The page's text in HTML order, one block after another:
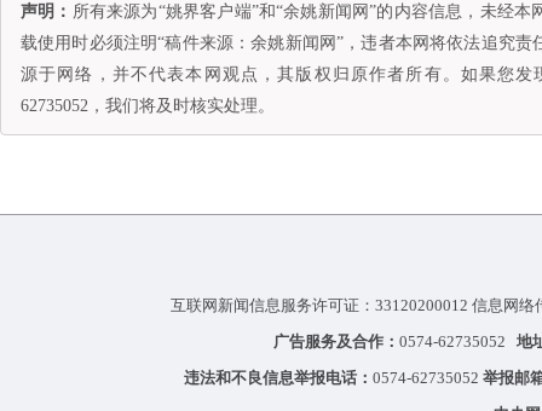
声明： 所有来源为“姚界客户端”和“余姚新闻网”的内容信息，未经
载使用时必须注明“稿件来源：余姚新闻网”，违者本网将依法追究
源于网络，并不代表本网观点，其版权归原作者所有。如果您
62735052，我们将及时核实处理。
互联网新闻信息服务许可证：33120200012 信息网
广告服务及合作： 0574-62735052 地
违法和不良信息举报电话： 0574-62735052 举报邮